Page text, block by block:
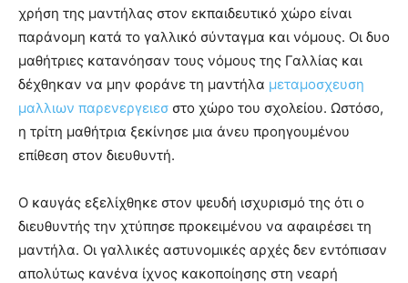
χρήση της μαντήλας στον εκπαιδευτικό χώρο είναι
παράνομη κατά το γαλλικό σύνταγμα και νόμους. Οι δυο
μαθήτριες κατανόησαν τους νόμους της Γαλλίας και
δέχθηκαν να μην φοράνε τη μαντήλα μεταμοσχευση
μαλλιων παρενεργειεσ στο χώρο του σχολείου. Ωστόσο,
η τρίτη μαθήτρια ξεκίνησε μια άνευ προηγουμένου
επίθεση στον διευθυντή.
Ο καυγάς εξελίχθηκε στον ψευδή ισχυρισμό της ότι ο
διευθυντής την χτύπησε προκειμένου να αφαιρέσει τη
μαντήλα. Οι γαλλικές αστυνομικές αρχές δεν εντόπισαν
απολύτως κανένα ίχνος κακοποίησης στη νεαρή